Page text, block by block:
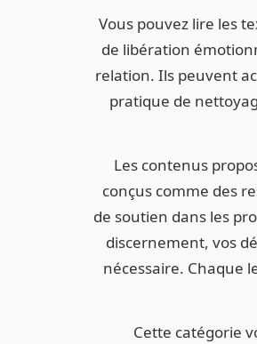
Vous pouvez lire les
de libération
relation. Ils peuvent
pratique de
Les contenus
conçus comme des
de soutien dans les
discernement, vos
nécessaire. Chaque
Cette catégorie